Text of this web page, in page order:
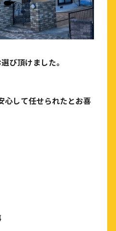
び頂けました。
心して任せられたとお喜